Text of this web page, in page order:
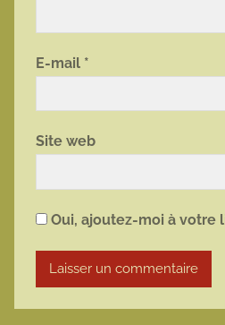
E-mail *
Site web
Oui, ajoutez-moi à votre